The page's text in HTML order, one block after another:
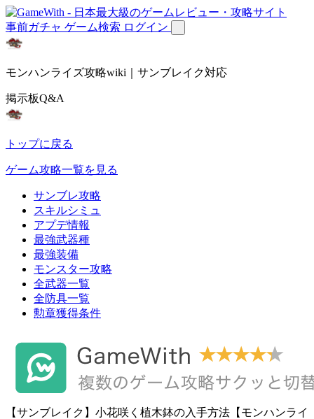
事前ガチャ ゲーム検索 ログイン
モンハンライズ攻略wiki｜サンブレイク対応
掲示板Q&A
トップに戻る
ゲーム攻略一覧を見る
サンブレ攻略
スキルシミュ
アプデ情報
最強武器種
最強装備
モンスター攻略
全武器一覧
全防具一覧
勲章獲得条件
【サンブレイク】小花咲く植木鉢の入手方法【モンハンライ